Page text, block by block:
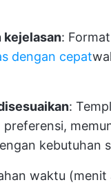
kejelasan:
dengan cepat
:
preferensi,
kebutuhan
waktu